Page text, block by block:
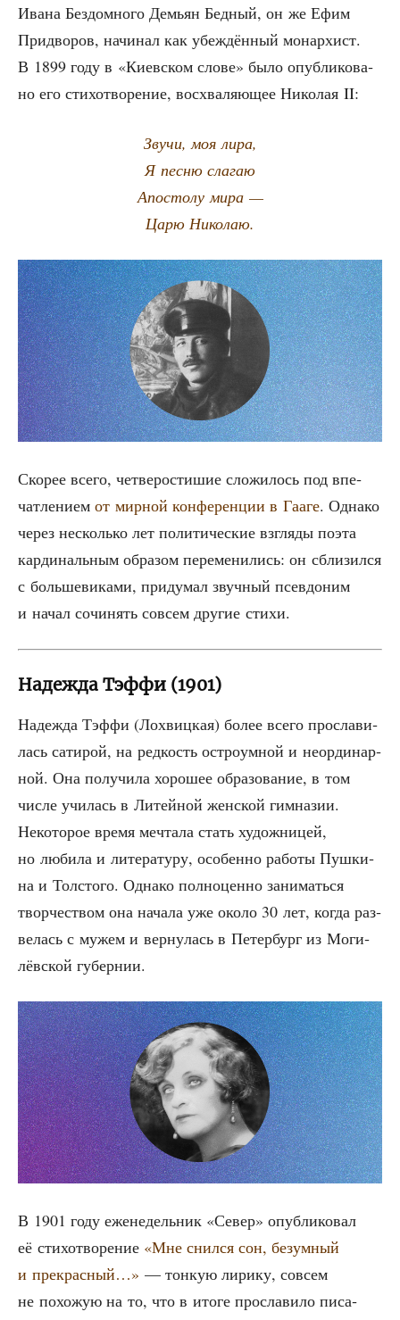
Ива­на Без­дом­но­го Демьян Бед­ный, он же Ефим
При­дво­ров, начи­нал как убеж­дён­ный монар­хист.
В 1899 году в «Киев­ском сло­ве» было опуб­ли­ко­ва­
но его сти­хо­тво­ре­ние, вос­хва­ля­ю­щее Нико­лая II:
Зву­чи, моя лира,
Я пес­ню слагаю
Апо­сто­лу мира —
Царю Николаю.
Ско­рее все­го, чет­ве­ро­сти­шие сло­жи­лось под впе­
чат­ле­ни­ем от мир­ной кон­фе­рен­ции в Гаа­ге. Одна­ко
через несколь­ко лет поли­ти­че­ские взгля­ды поэта
кар­ди­наль­ным обра­зом пере­ме­ни­лись: он сбли­зил­ся
с боль­ше­ви­ка­ми, при­ду­мал звуч­ный псев­до­ним
и начал сочи­нять совсем дру­гие стихи.
Надежда Тэффи (1901)
Надеж­да Тэф­фи (Лох­виц­кая) более все­го про­сла­ви­
лась сати­рой, на ред­кость ост­ро­ум­ной и неор­ди­нар­
ной. Она полу­чи­ла хоро­шее обра­зо­ва­ние, в том
чис­ле учи­лась в Литей­ной жен­ской гим­на­зии.
Неко­то­рое вре­мя меч­та­ла стать худож­ни­цей,
но люби­ла и лите­ра­ту­ру, осо­бен­но рабо­ты Пуш­ки­
на и Тол­сто­го. Одна­ко пол­но­цен­но зани­мать­ся
твор­че­ством она нача­ла уже око­ло 30 лет, когда раз­
ве­лась с мужем и вер­ну­лась в Петер­бург из Моги­
лёв­ской губернии.
В 1901 году еже­не­дель­ник «Север» опуб­ли­ко­вал
её сти­хо­тво­ре­ние «Мне снил­ся сон, безум­ный
и пре­крас­ный…» — тон­кую лири­ку, совсем
не похо­жую на то, что в ито­ге про­сла­ви­ло писа­